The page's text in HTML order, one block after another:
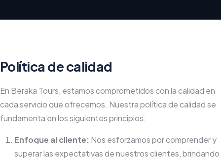
Política de calidad
En Beraka Tours, estamos comprometidos con la calidad en
cada servicio que ofrecemos. Nuestra política de calidad se
fundamenta en los siguientes principios:
Enfoque al cliente: Nos esforzamos por comprender y
superar las expectativas de nuestros clientes, brindando